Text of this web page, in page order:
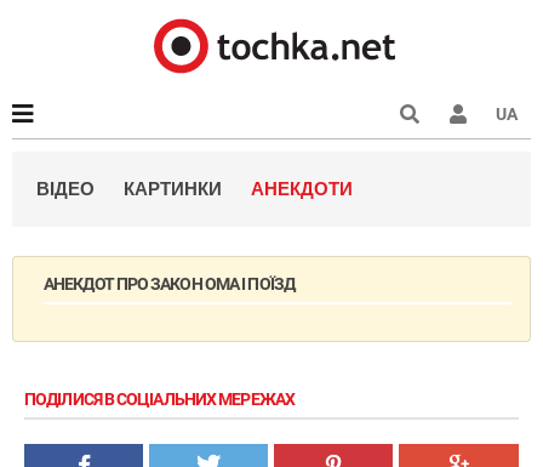
UA
ВІДЕО КАРТИНКИ АНЕКДОТИ
АНЕКДОТ ПРО ЗАКОН ОМА І ПОЇЗД
ПОДІЛИСЯ В СОЦІАЛЬНИХ МЕРЕЖАХ